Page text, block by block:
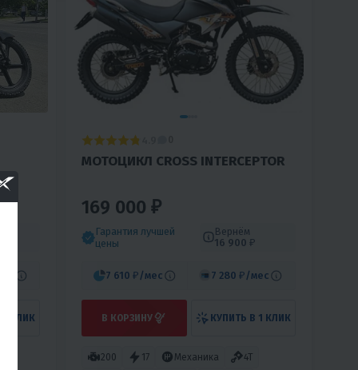
КЛИК
МОТОЦИКЛ CROSS INTERCEPTOR
169 000 ₽
Гарантия лучшей
цены
Вернём
16 900 ₽
7 610 ₽ /мес 7 280 ₽ /мес
В КОРЗИНУ КУПИТЬ В 1 КЛИК
200 17 Механика 4T